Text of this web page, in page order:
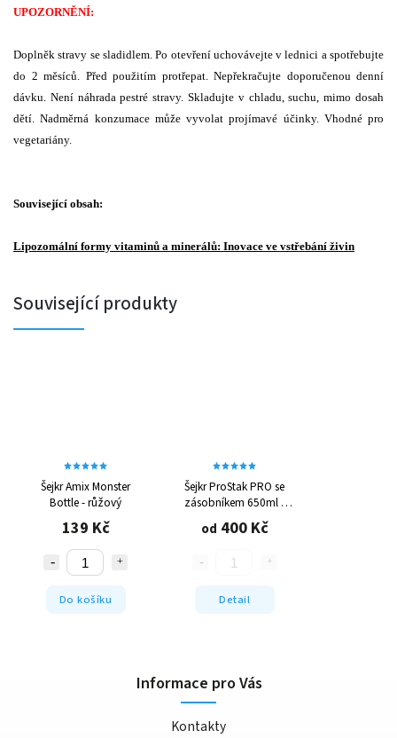
UPOZORNĚNÍ:
Doplněk stravy se sladidlem. Po otevření uchovávejte v lednici a spotřebujte
do 2 měsíců. Před použitím protřepat. Nepřekračujte doporučenou denní
dávku. Není náhrada pestré stravy. Skladujte v chladu, suchu, mimo dosah
dětí. Nadměrná konzumace může vyvolat projímavé účinky. Vhodné pro
vegetariány.
Související obsah:
Lipozomální formy vitaminů a minerálů: Inovace ve vstřebání živin
Související produkty
Šejkr Amix Monster
Bottle - růžový
139 Kč
Do košíku
Šejkr ProStak PRO se
zásobníkem 650ml -
různé barvy
od 400 Kč
Detail
Informace pro Vás
Kontakty